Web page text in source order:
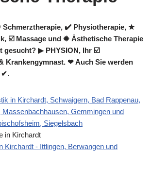
Schmerztherapie, ✔️ Physiotherapie, ★
☑️ Massage und ✹ Ästhetische Therapie
gesucht? ▶︎ PHYSION, Ihr ☑️
Krankengymnast. ❤ Auch Sie werden
✔.